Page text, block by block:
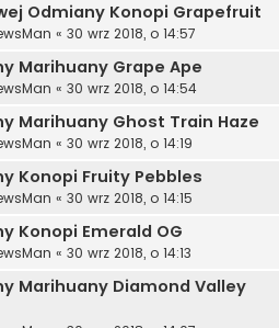
Odmiany Konopi Grapefruit
« 30 wrz 2018, o 14:57
Marihuany Grape Ape
« 30 wrz 2018, o 14:54
Marihuany Ghost Train Haze
« 30 wrz 2018, o 14:19
Konopi Fruity Pebbles
« 30 wrz 2018, o 14:15
Konopi Emerald OG
« 30 wrz 2018, o 14:13
Marihuany Diamond Valley